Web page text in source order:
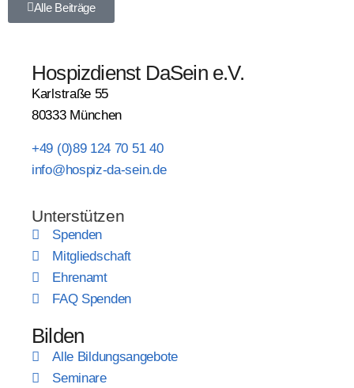
Alle Beiträge
Hospizdienst DaSein e.V.
Karlstraße 55
80333 München
+49 (0)89 124 70 51 40
info@hospiz-da-sein.de
Unterstützen
Spenden
Mitgliedschaft
Ehrenamt
FAQ Spenden
Bilden
Alle Bildungsangebote
Seminare